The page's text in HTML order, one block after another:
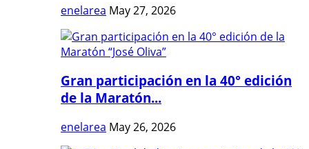
enelarea May 27, 2026
Gran participación en la 40° edición
de la Maratón...
enelarea May 26, 2026